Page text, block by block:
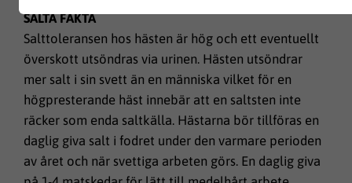
SALTA FAKTA
Salttoleransen hos hästen är hög och ett eventuellt
överskott utsöndras via urinen. Hästen utsöndrar
mer salt i sin svett än en människa vilket för en
högpresterande häst innebär att en saltsten inte
räcker som enda saltkälla. Hästarna bör tillföras en
daglig giva salt i fodret under den varmare perioden
av året och när svettiga arbeten görs. En daglig giva